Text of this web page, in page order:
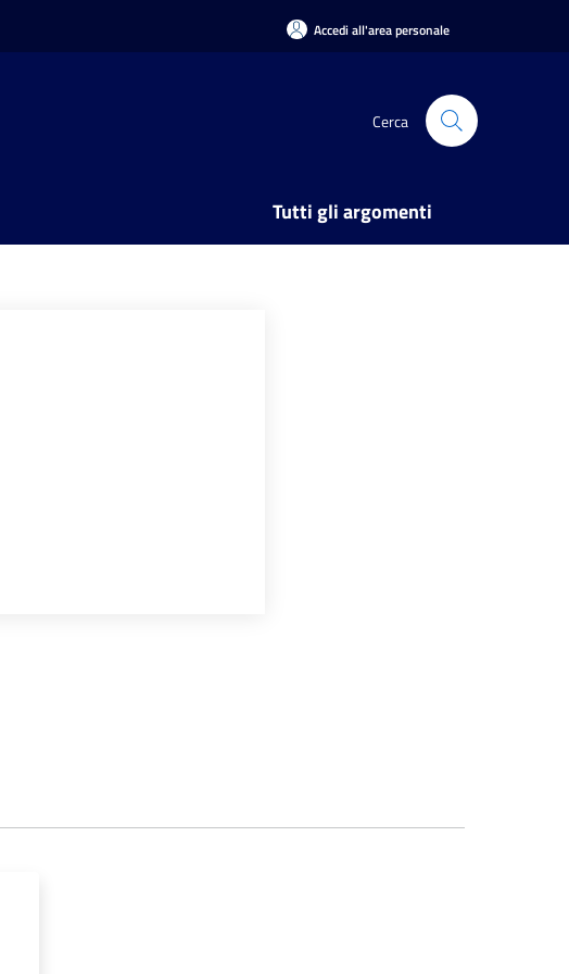
Accedi all'area personale
Cerca
Tutti gli argomenti